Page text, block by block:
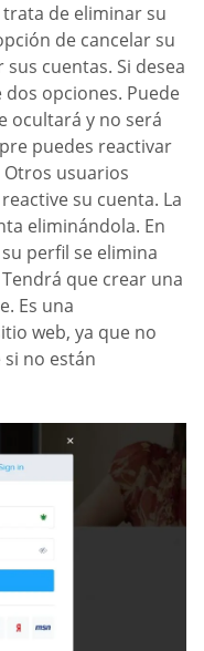
de eliminar su
de cancelar su
cuentas. Si desea
opciones. Puede
ocultará y no será
puedes reactivar
usuarios
su cuenta. La
eliminándola. En
perfil se elimina
que crear una
Es una
web, ya que no
no están